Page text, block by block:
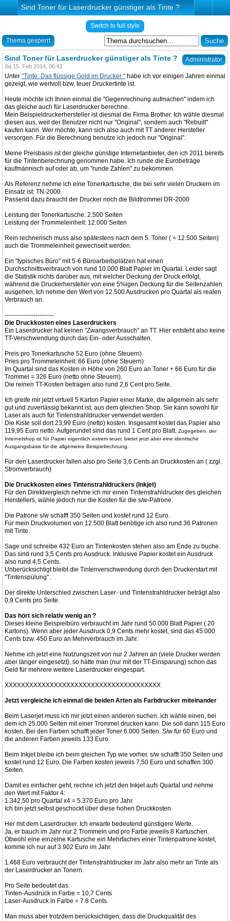
Sind Toner für Laserdrucker günstiger als Tinte ?
Switch to full style
Thema gesperrt
Administrator
Sind Toner für Laserdrucker günstiger als Tinte ?
Sa 15. Feb 2014, 06:41
Unter "Tinte: Das flüssige Gold im Drucker " habe ich vor einigen Jahren einmal
gezeigt, wie wertvoll bzw. teuer Druckertinte ist.
Heute möchte ich Ihnen einmal die "Gegenrechnung aufmachen" indem ich
das gleiche auch für Laserdrucker berechne.
Mein Beispieldruckerhersteller ist diesmal die Firma Brother. Ich wähle diesmal
diesen aus, weil der Benutzer nicht nur "Original", sondern auch "Rebuilt"
kaufen kann. Wer möchte, kann sich also auch mit TT anderer Hersteller
versorgen. Für die Berechnung benutze ich jedoch nur "Original".
Meine Preisbasis ist der gleiche günstige Internetanbieter, den ich 2011 bereits
für die Tintenberechnung genommen habe. Ich runde die Eurobeträge
kaufmännisch auf oder ab, um "runde Zahlen" zu bekommen.
Als Referenz nehme ich eine Tonerkartusche, die bei sehr vielen Druckern im
Einsatz ist: TN-2000
Passend dazu braucht der Drucker noch die Bildtrommel DR-2000
Leistung der Tonerkartusche: 2.500 Seiten
Leistung der Trommeleinheit: 12.000 Seiten
Rein rechnerisch muss also spätestens nach dem 5. Toner ( = 12.500 Seiten)
auch die Trommeleinheit gewechselt werden.
Ein "typisches Büro" mit 5-6 Büroarbeitsplätzen hat einen
Durchschnittsverbrauch von rund 10.000 Blatt Papier im Quartal. Leider sagt
die Statistik nichts darüber aus, mit welcher Deckung der Druck erfolgt,
während die Druckerhersteller von eine 5%igen Deckung für die Seitenzahlen
ausgehen. Ich nehme den Wert von 12.500 Ausdrucken pro Quartal als realen
Verbrauch an.
------------------------
Die Druckkosten eines Laserdruckers
Ein Laserdrucker hat keinen "Zwangsverbrauch" an TT. Hier entsteht also keine
TT-Verschwendung durch das Ein- oder Ausschalten.
Preis pro Tonerkartusche 52 Euro (ohne Steuern)
Pries pro Trommeleinheit: 66 Euro (ohne Steuern)
Im Quartal sind das Kosten in Höhe von 260 Euro an Toner + 66 Euro für die
Trommel = 326 Euro (netto ohne Steuern).
Die reinen TT-Kosten betragen also rund 2,6 Cent pro Seite.
Ich greife mir jetzt virtuell 5 Karton Papier einer Marke, die allgemein als sehr
gut und zuverlässig bekannt ist, aus dem gleichen Shop. Sie kann sowohl für
Laser als auch für Tintenstrahldrucker verwendet werden.
Die Kiste soll dort 23,99 Euro (netto) kosten. Insgesamt kostet das Papier also
119,95 Euro netto. Aufgerundet sind das rund 1 Cent pro Blatt. Zugegeben, der
Internetshop ist für Papier eigentlich extrem teuer, bietet jetzt aber eine identische
Ausgangsbasis für die allgemeine Beispielrechnung.
Für den Laserdrucker fallen also pro Seite 3,6 Cents an Druckkosten an ( zzgl.
Stromverbrauch)
Die Druckkosten eines Tintenstrahldruckers (Inkjet)
Für den Direktvergleich nehme ich mir einen Tintenstrahldrucker des gleichen
Herstellers, wähle jedoch nur die Kosten für die s/w-Patrone.
Die Patrone s/w schafft 350 Seiten und kostet rund 12 Euro.
Für mein Druckvolumen von 12.500 Blatt benötige ich also rund 36 Patronen
mit Tinte.
Sage und schreibe 432 Euro an Tintenkosten stehen also am Ende zu buche.
Das sind rund 3,5 Cents pro Ausdruck. Inklusive Papier kostet ein Ausdruck
also rund 4,5 Cents.
Unberücksichtigt bleibt die Tintenverschwendung durch den Druckerstart mit
"Tintenspülung" .
Der direkte Unterschied zwischen Laser- und Tintenstrahldrucker beträgt also
0,9 Cents pro Seite.
Das hört sich relativ wenig an ?
Dieses kleine Beispielbüro verbraucht im Jahr rund 50.000 Blatt Papier ( 20
Kartons). Wenn aber jeder Ausdruck 0,9 Cents mehr kostet, sind das 45.000
Cents bzw. 450 Euro an Mehrverbrauch im Jahr.
Nehme ich jetzt eine Nutzungszeit von nur 2 Jahren an (viele Drucker werden
aber länger eingesetzt), so hätte man (nur mit der TT-Einsparung) schon das
Geld für mehrere weitere Laserdrucker eingespart.
XXXXXXXXXXXXXXXXXXXXXXXXXXXXXXXXXXXXXX
Jetzt vergleiche ich einmal die beiden Arten als Farbdrucker miteinander
Beim Laserjet muss ich mir jetzt einen anderen suchen. ich wähle einen, bei
dem ich 25.000 Seiten mit einer Trommel drucken kann. Die soll dann 115 Euro
kosten. Bei den Farben schafft jeder Toner 6.000 Seiten. S/w für 60 Euro und
die anderen Farben jeweils 133 Euro.
Beim Inkjet bleibe ich beim gleichen Typ wie vorher. s/w schafft 350 Seiten und
kostet rund 12 Euro. Die Farben kosten jeweils 7,50 Euro und schaffen 300
Seiten.
Damit es einfacher geht, rechne ich jetzt den Inkjet aufs Quartal und nehme
den Wert mit Faktor 4:
1.342,50 pro Quartal x4 = 5.370 Euro pro Jahr.
Ich bin jetzt selbst geschockt über diese hohen Druckkosten.
Her mit dem Laserdrucker. Ich erwarte bedeutend günstigere Werte.
Ja, er bauch im Jahr nur 2 Trommeln und pro Farbe jeweils 8 Kartuschen.
Obwohl eine einzelne Kartusche ein Mehrfaches einer Tintenpatrone kostet,
komme ich nur auf 3.902 Euro im Jahr.
1.468 Euro verbraucht der Tintenstrahldrucker im Jahr also mehr an Tinte als
der Laserdrucker an Tonern.
Pro Seite bedeutet das:
Tinten-Ausdruck in Farbe = 10,7 Cents
Laser-Ausdruck in Farbe = 7.8 Cents.
Man muss aber trotzdem berücksichtigen, dass die Druckqualität des